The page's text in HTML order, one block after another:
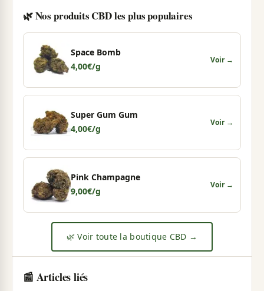
🌿 Nos produits CBD les plus populaires
Space Bomb
4,00€/g
Voir →
Super Gum Gum
4,00€/g
Voir →
Pink Champagne
9,00€/g
Voir →
🌿 Voir toute la boutique CBD →
📰 Articles liés